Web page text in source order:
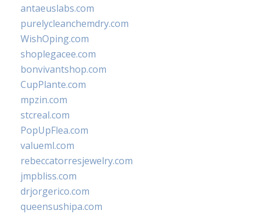
antaeuslabs.com
purelycleanchemdry.com
WishOping.com
shoplegacee.com
bonvivantshop.com
CupPlante.com
mpzin.com
stcreal.com
PopUpFlea.com
valueml.com
rebeccatorresjewelry.com
jmpbliss.com
drjorgerico.com
queensushipa.com